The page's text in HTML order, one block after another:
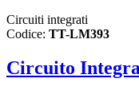
Circuiti integrati
Codice: TT-LM393
Circuito